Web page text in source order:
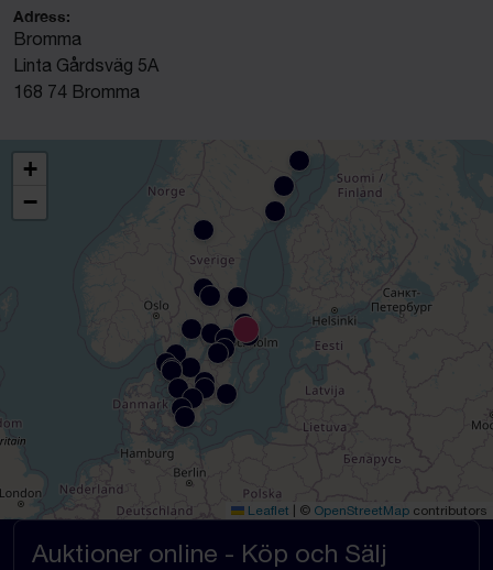
Adress:
Bromma
Linta Gårdsväg 5A
168 74 Bromma
+
−
Leaflet © OpenStreetMap contributors
Auktioner online - Köp och Sälj